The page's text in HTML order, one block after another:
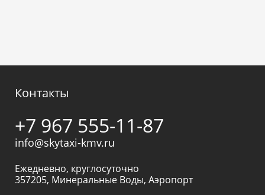
Контакты
+7 967 555-11-87
info@skytaxi-kmv.ru
Ежедневно, круглосуточно
357205, Минеральные Воды, Аэропорт